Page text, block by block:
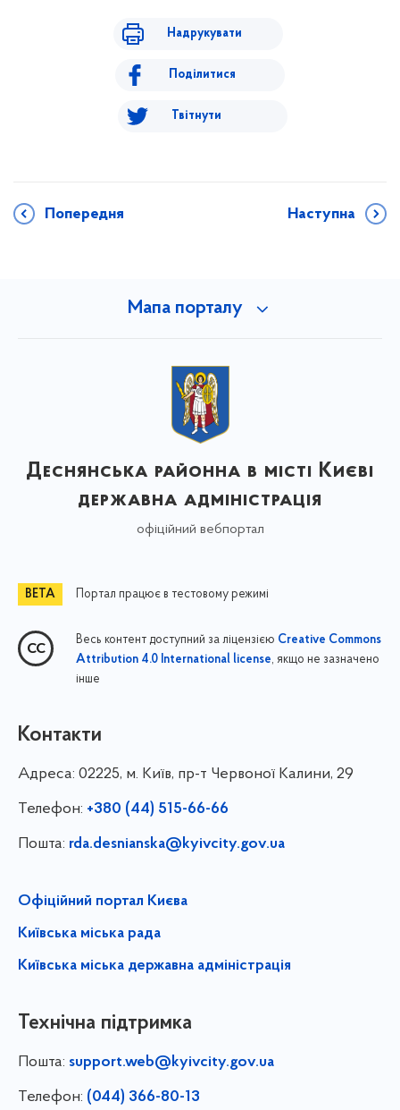
Надрукувати
Поділитися
Твітнути
Попередня Наступна
Мапа порталу
Деснянська районна в місті Києві
державна адміністрація
офіційний вебпортал
Портал працює в тестовому режимі
Весь контент доступний за ліцензією Creative Commons
Attribution 4.0 International license, якщо не зазначено
інше
Контакти
Адреса: 02225, м. Київ, пр-т Червоної Калини, 29
Телефон: +380 (44) 515-66-66
Пошта: rda.desnianska@kyivcity.gov.ua
Офіційний портал Києва
Київська міська рада
Київська міська державна адміністрація
Технічна підтримка
Пошта: support.web@kyivcity.gov.ua
Телефон: (044) 366-80-13